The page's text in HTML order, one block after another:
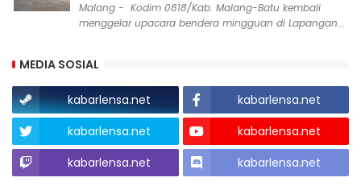
Malang - Kodim 0818/Kab. Malang-Batu kembali
menggelar upacara bendera mingguan di Lapangan...
MEDIA SOSIAL
kabarlensa.net
kabarlensa.net
kabarlensa.net
kabarlensa.net
kabarlensa.net
kabarlensa.net